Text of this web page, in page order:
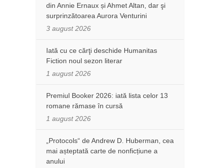
din Annie Ernaux și Ahmet Altan, dar şi
surprinzătoarea Aurora Venturini
3 august 2026
Iată cu ce cărţi deschide Humanitas
Fiction noul sezon literar
1 august 2026
Premiul Booker 2026: iată lista celor 13
romane rămase în cursă
1 august 2026
„Protocols“ de Andrew D. Huberman, cea
mai așteptată carte de nonficțiune a
anului